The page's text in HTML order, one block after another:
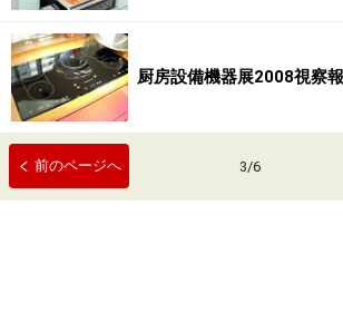
厨房設備機器展2008視察
前のページへ 3/6